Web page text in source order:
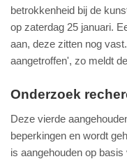
betrokkenheid bij de
op zaterdag 25 januari.
aan, deze zitten nog
aangetroffen', zo meldt
Onderzoek
Deze vierde
beperkingen en wordt
is aangehouden op